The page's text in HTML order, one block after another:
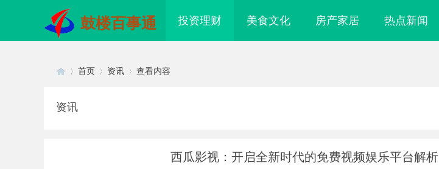
鼓楼百事通 投资理财 美食文化 房产家居 热点新闻
首页 资讯 查看内容
资讯
西瓜影视：开启全新时代的免费视频娱乐平台解析